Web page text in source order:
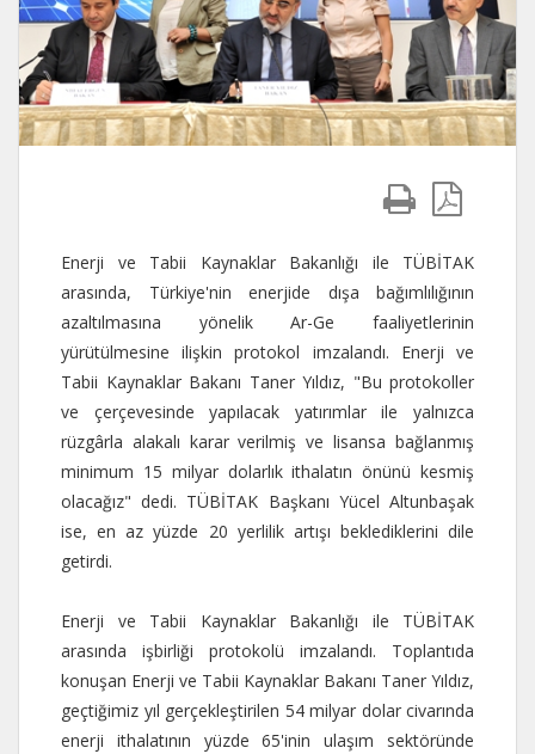
Enerji ve Tabii Kaynaklar Bakanlığı ile TÜBİTAK
arasında, Türkiye'nin enerjide dışa bağımlılığının
azaltılmasına yönelik Ar-Ge faaliyetlerinin
yürütülmesine ilişkin protokol imzalandı. Enerji ve
Tabii Kaynaklar Bakanı Taner Yıldız, "Bu protokoller
ve çerçevesinde yapılacak yatırımlar ile yalnızca
rüzgârla alakalı karar verilmiş ve lisansa bağlanmış
minimum 15 milyar dolarlık ithalatın önünü kesmiş
olacağız" dedi. TÜBİTAK Başkanı Yücel Altunbaşak
ise, en az yüzde 20 yerlilik artışı beklediklerini dile
getirdi.
Enerji ve Tabii Kaynaklar Bakanlığı ile TÜBİTAK
arasında işbirliği protokolü imzalandı. Toplantıda
konuşan Enerji ve Tabii Kaynaklar Bakanı Taner Yıldız,
geçtiğimiz yıl gerçekleştirilen 54 milyar dolar civarında
enerji ithalatının yüzde 65'inin ulaşım sektöründe